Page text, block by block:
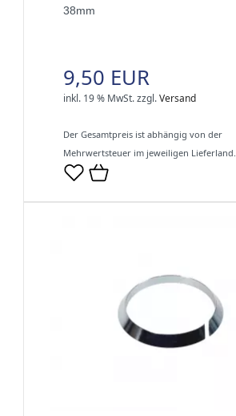
38mm
9,50 EUR
inkl. 19 % MwSt.zzgl.Versand
Der Gesamtpreis ist abhängig von der
Mehrwertsteuer im jeweiligen Lieferland.